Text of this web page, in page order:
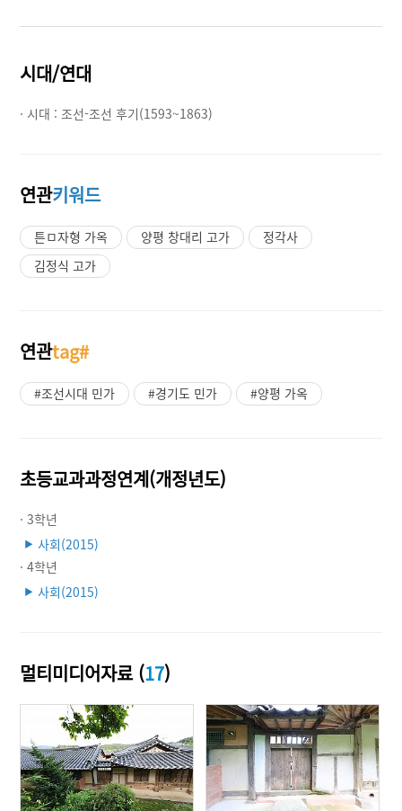
시대/연대
· 시대 : 조선-조선 후기(1593~1863)
연관키워드
튼ㅁ자형 가옥 양평 창대리 고가
정각사
김정식 고가
연관tag#
#조선시대 민가 #경기도 민가 #양평 가옥
초등교과과정연계(개정년도)
· 3학년
▶ 사회(2015)
· 4학년
▶ 사회(2015)
멀티미디어자료 (17)